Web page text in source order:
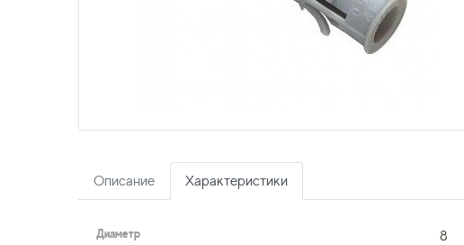
Описание Характеристики
Диаметр 8